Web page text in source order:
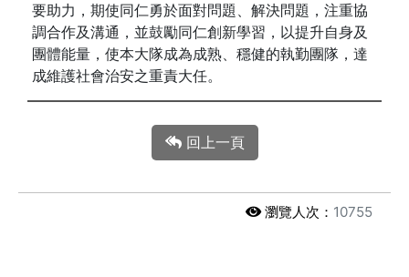
要助力，期使同仁勇於面對問題、解決問題，注重協
調合作及溝通，並鼓勵同仁創新學習，以提升自身及
團體能量，使本大隊成為成熟、穩健的執勤團隊，達
成維護社會治安之重責大任。
回上一頁
瀏覽人次： 10755